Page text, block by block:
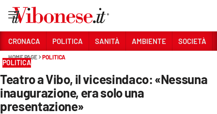
Sezioni
CRONACA
POLITICA
CRONACA POLITICA SANITÀ AMBIENTE SOCIETÀ
HOME PAGE POLITICA
POLITICA
Teatro a Vibo, il vicesindaco: «Nessuna
inaugurazione, era solo una
presentazione»